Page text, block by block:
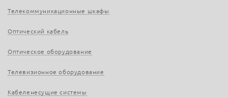
Телекоммуникационные шкафы
Оптический кабель
Оптическое оборудование
Телевизионное оборудование
Кабеленесущие системы